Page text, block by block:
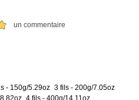
un commentaire
- 150g/5.29oz 3 fils - 200g/7.05oz
4 fils - 400g/14.11oz